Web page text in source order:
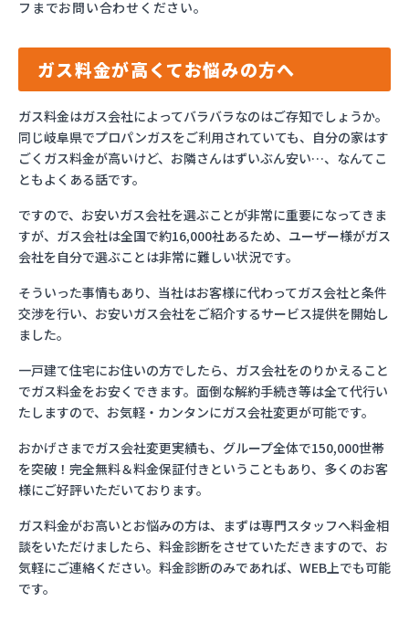
フまでお問い合わせください。
ガス料金が高くてお悩みの方へ
ガス料金はガス会社によってバラバラなのはご存知でしょうか。
同じ岐阜県でプロパンガスをご利用されていても、自分の家はす
ごくガス料金が高いけど、お隣さんはずいぶん安い…、なんてこ
ともよくある話です。
ですので、お安いガス会社を選ぶことが非常に重要になってきま
すが、ガス会社は全国で約16,000社あるため、ユーザー様がガス
会社を自分で選ぶことは非常に難しい状況です。
そういった事情もあり、当社はお客様に代わってガス会社と条件
交渉を行い、お安いガス会社をご紹介するサービス提供を開始し
ました。
一戸建て住宅にお住いの方でしたら、ガス会社をのりかえること
でガス料金をお安くできます。面倒な解約手続き等は全て代行い
たしますので、お気軽・カンタンにガス会社変更が可能です。
おかげさまでガス会社変更実績も、グループ全体で150,000世帯
を突破！完全無料＆料金保証付きということもあり、多くのお客
様にご好評いただいております。
ガス料金がお高いとお悩みの方は、まずは専門スタッフへ料金相
談をいただけましたら、料金診断をさせていただきますので、お
気軽にご連絡ください。料金診断のみであれば、WEB上でも可能
です。